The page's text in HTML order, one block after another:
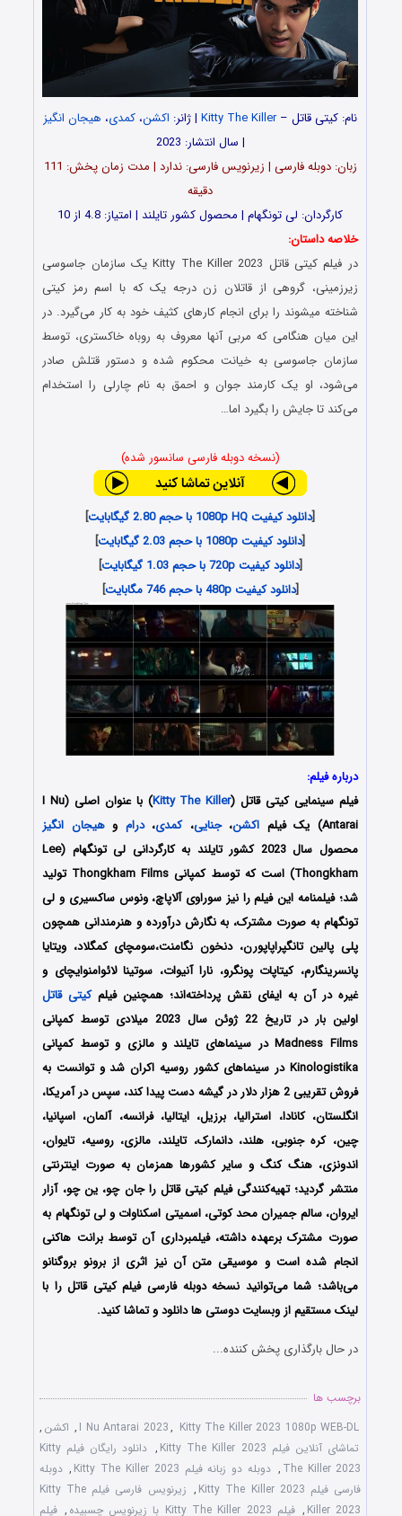
نام: کیتی قاتل –
Kitty The Killer | ژانر: اکشن، کمدی، هیجان انگیز
| سال انتشار: 2023
زبان: دوبله فارسی | زیرنویس فارسی: ندارد | مدت زمان پخش: 111
دقیقه
کارگردان: لی تونگهام | محصول کشور تایلند | امتیاز: 4.8 از 10
خلاصه داستان:
در فیلم کیتی قاتل Kitty The Killer 2023 یک سازمان جاسوسی
زیرزمینی، گروهی از قاتلان زن درجه یک که با اسم رمز کیتی
شناخته می‎شوند را برای انجام کارهای کثیف خود به کار می‌گیرد. در
این میان هنگامی که مربی آن‎ها معروف به روباه خاکستری، توسط
سازمان جاسوسی به خیانت محکوم شده و دستور قتلش صادر
می‌شود، او یک کارمند جوان و احمق به نام چارلی را استخدام
می‌کند تا جایش را بگیرد اما…
(نسخه دوبله فارسی سانسور شده)
[دانلود کیفیت 1080p HQ با حجم 2.80 گیگابایت
]
[دانلود کیفیت 1080p با حجم 2.03 گیگابایت
]
[دانلود کیفیت 720p با حجم 1.03 گیگابایت
]
[دانلود کیفیت 480p با حجم 746 مگابایت ]
درباره فیلم:
فیلم سینمایی کیتی قاتل (Kitty The Killer
) با عنوان اصلی (I Nu
Antarai) یک فیلم
اکشن،جنایی،کمدی،درام وهیجان انگیز
محصول سال 2023 کشور تایلند به کارگردانی لی تونگهام (Lee
Thongkham) است که توسط کمپانی‌ Thongkham Films تولید
شد؛ فیلمنامه این فیلم را نیز سوراوی آلاپاچ، ونوس ساکسیری و لی
تونگهام به صورت مشترک، به نگارش درآورده و هنرمندانی همچون
پلی پالین تانگپراپاپورن، دنخون نگامنت،سومچای کمگلاد، ویتایا
پانسرینگارم، کیتاپات پونگرو، نارا آنیوات، سوتینا لائوامنوایچای و
غیره در آن به ایفای نقش پرداخته‌اند؛ همچنین فیلمکیتی قاتل
اولین بار در تاریخ 22 ژوئن سال 2023 میلادی توسط کمپانی
Madness Films در سینماهای تایلند و مالزی و توسط کمپانی
Kinologistika در سینماهای کشور روسیه اکران شد و توانست به
فروش تقریبی 2 هزار دلار در گیشه دست پیدا کند، سپس در آمریکا،
انگلستان، کانادا، استرالیا، برزیل، ایتالیا، فرانسه، آلمان، اسپانیا،
چین، کره جنوبی، هلند، دانمارک، تایلند، مالزی، روسیه، تایوان،
اندونزی، هنگ کنگ و سایر کشورها همزمان به صورت اینترنتی
منتشر گردید؛ تهیه‌کنندگی فیلم کیتی قاتل را جان چو، ین چو، آزار
ایروان، سالم جمیران محد کوتی، اسمیتی اسکناوات و لی تونگهام به
صورت مشترک برعهده داشته، فیلمبرداری آن توسط برانت هاکنی
انجام شده است و موسیقی متن آن نیز اثری از برونو بروگنانو
می‌باشد؛ شما می‌توانید نسخه دوبله فارسی فیلم کیتی قاتل را با
‌لینک مستقیم از وبسایت دوستی ها دانلود و تماشا کنید.
در حال بارگذاری پخش کننده...
برچسب ها
I Nu Antarai 2023, Kitty The Killer 2023 1080p WEB-DL
, اکشن ,
تماشای آنلاین فیلم Kitty The Killer 2023
,
دانلود رایگان فیلم Kitty
The Killer 2023
, دوبله دو زبانه فیلم Kitty The Killer 2023 , دوبله
فارسی فیلم Kitty The Killer 2023
,
زیرنویس فارسی فیلم Kitty The
Killer 2023
, فیلم Kitty The Killer 2023 با زیرنویس چسبیده , فیلم